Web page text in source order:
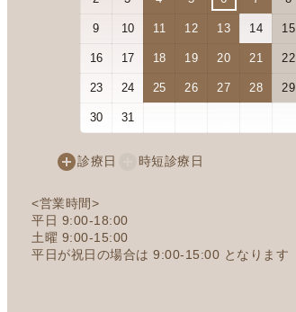
9 10 11 12 13 14 15
16 17 18 19 20 21 22
23 24 25 26 27 28 29
30 31
診療日 時短診療日
<営業時間>
平日 9:00-18:00
土曜 9:00-15:00
平日が祝日の場合は 9:00-15:00 となります